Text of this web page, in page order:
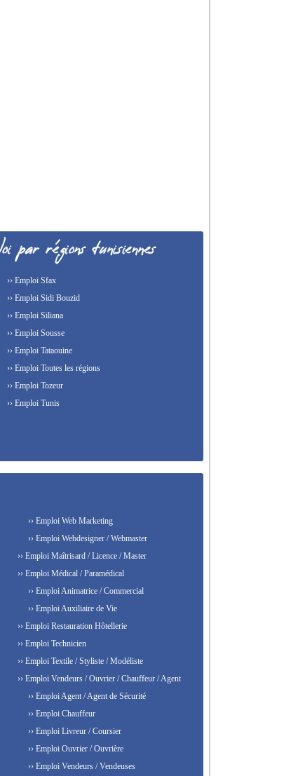
›› Emploi Sfax
›› Emploi Sidi Bouzid
›› Emploi Siliana
›› Emploi Sousse
›› Emploi Tataouine
›› Emploi Toutes les régions
›› Emploi Tozeur
›› Emploi Tunis
›› Emploi Web Marketing
›› Emploi Webdesigner / Webmaster
›› Emploi Maîtrisard / Licence / Master
›› Emploi Médical / Paramédical
›› Emploi Animatrice / Commercial
›› Emploi Auxiliaire de Vie
›› Emploi Restauration Hôtellerie
›› Emploi Technicien
›› Emploi Textile / Styliste / Modéliste
›› Emploi Vendeurs / Ouvrier / Chauffeur / Agent
›› Emploi Agent / Agent de Sécurité
›› Emploi Chauffeur
›› Emploi Livreur / Coursier
›› Emploi Ouvrier / Ouvrière
›› Emploi Vendeurs / Vendeuses